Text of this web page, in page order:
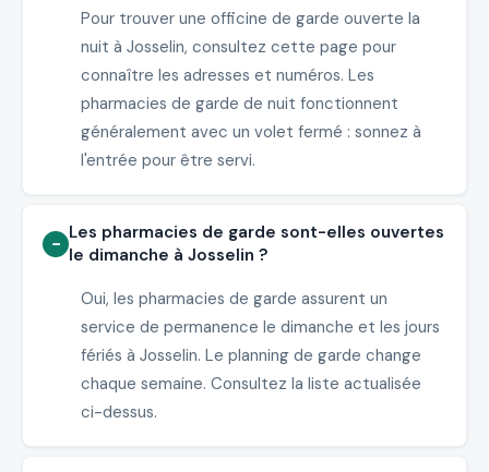
Pour trouver une officine de garde ouverte la
nuit à Josselin, consultez cette page pour
connaître les adresses et numéros. Les
pharmacies de garde de nuit fonctionnent
généralement avec un volet fermé : sonnez à
l'entrée pour être servi.
Les pharmacies de garde sont-elles ouvertes
le dimanche à Josselin ?
Oui, les pharmacies de garde assurent un
service de permanence le dimanche et les jours
fériés à Josselin. Le planning de garde change
chaque semaine. Consultez la liste actualisée
ci-dessus.